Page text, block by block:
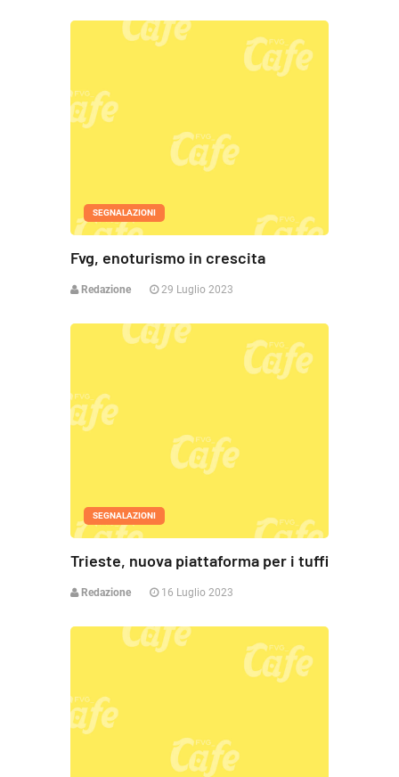
SEGNALAZIONI
Fvg, enoturismo in crescita
Redazione 29 Luglio 2023
SEGNALAZIONI
Trieste, nuova piattaforma per i tuffi
Redazione 16 Luglio 2023